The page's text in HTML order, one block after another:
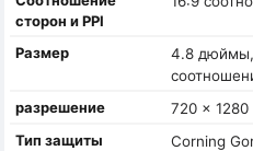
сторон и PPI
Размер 4.8
разрешение
720 x 1280
Тип защиты
Corning